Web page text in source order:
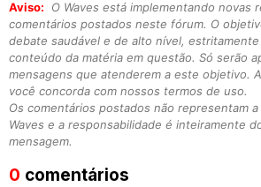
Aviso:
O Waves está implementando novas
comentários postados neste fórum. O
debate saudável e de alto nível,
conteúdo da matéria em questão. Só serão
mensagens que atenderem a este objetivo.
você concorda com nossos termos de uso.
Os comentários postados não representam
Waves e a responsabilidade é inteiramente
mensagem.
0 comentários